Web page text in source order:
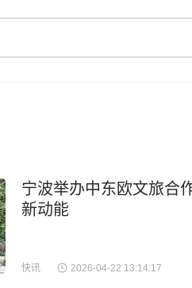
宁波举办中东欧文旅合
新动能
快讯 2026-04-22 13:14:17